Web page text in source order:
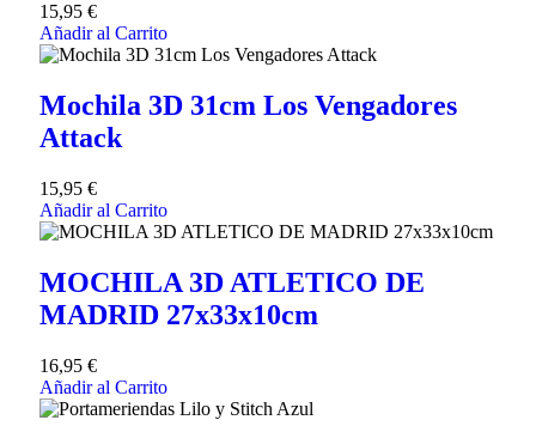
15,95 €
Añadir al Carrito
Mochila 3D 31cm Los Vengadores
Attack
15,95 €
Añadir al Carrito
MOCHILA 3D ATLETICO DE
MADRID 27x33x10cm
16,95 €
Añadir al Carrito